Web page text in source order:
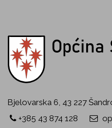
Bjelovarska 6, 43 227
+385 43 874 128